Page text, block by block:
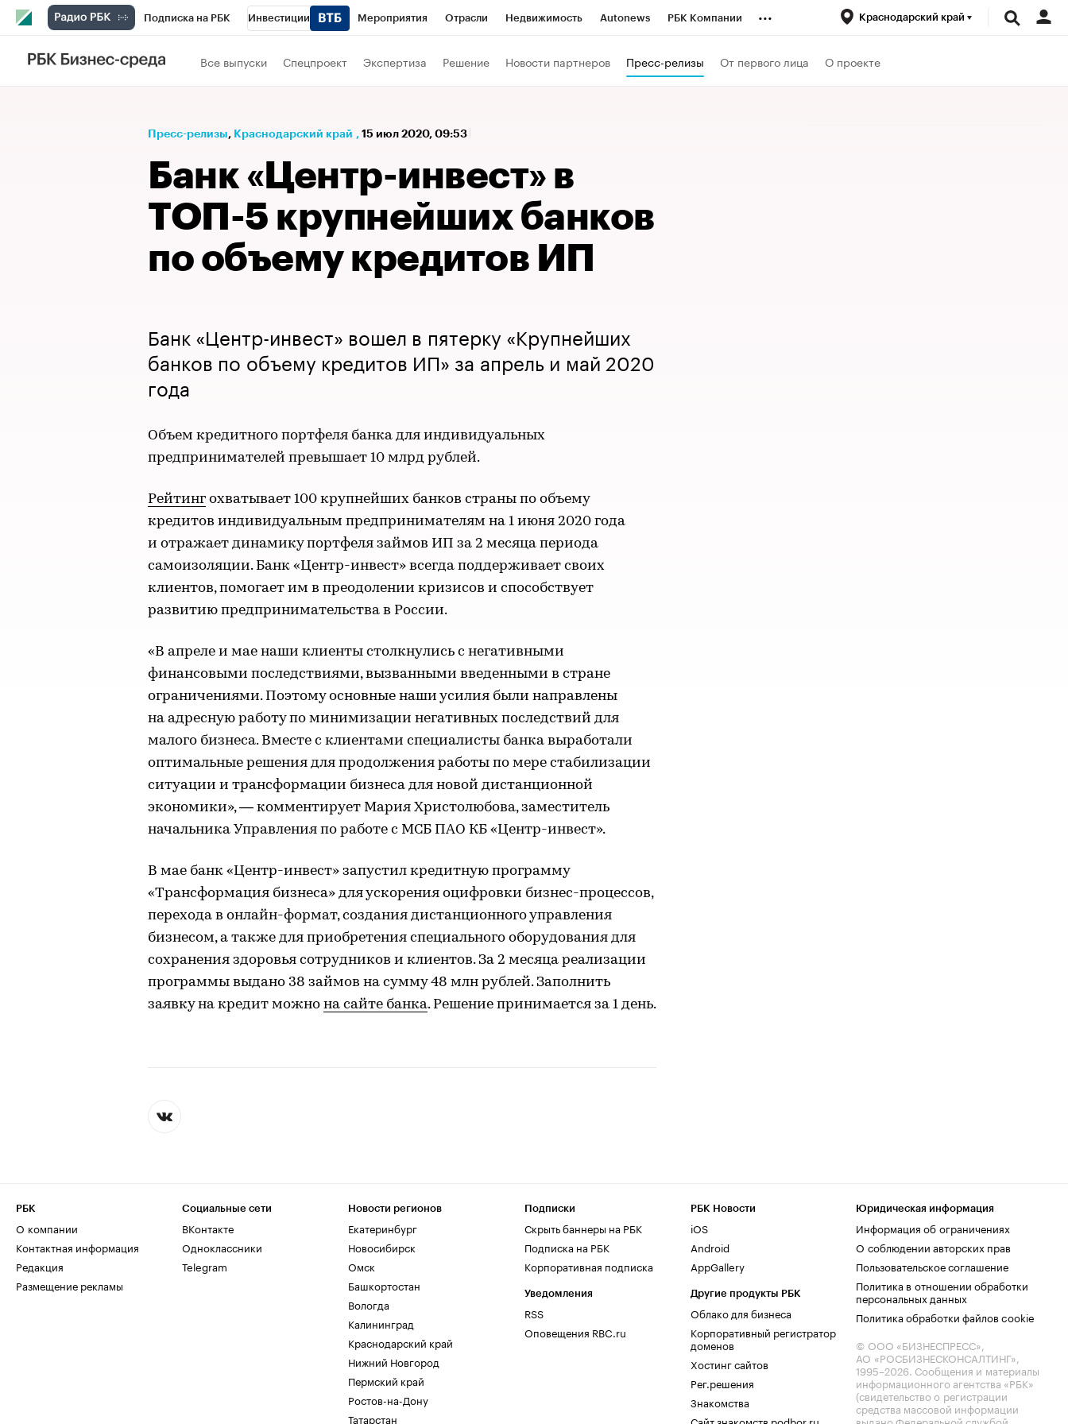
Подписка на РБК Инвестиции Мероприятия Отрасли Недвижимость Autonews РБК Компании
Телеканал
Спецпроекты Проверка контрагентов
... Краснодарский край
Все выпуски Спецпроект Экспертиза Решение Новости партнеров Пресс-релизы От первого лица О проекте
Пресс-релизы⁠, Краснодарский край , 15 июл 2020, 09:53
Банк «Центр-инвест» в
ТОП-5 крупнейших банков
по объему кредитов ИП
Банк «Центр-инвест» вошел в пятерку «Крупнейших
банков по объему кредитов ИП» за апрель и май 2020
года
Объем кредитного портфеля банка для индивидуальных
предпринимателей превышает 10 млрд рублей.
Рейтинг охватывает 100 крупнейших банков страны по объему
кредитов индивидуальным предпринимателям на 1 июня 2020 года
и отражает динамику портфеля займов ИП за 2 месяца периода
самоизоляции. Банк «Центр-инвест» всегда поддерживает своих
клиентов, помогает им в преодолении кризисов и способствует
развитию предпринимательства в России.
«В апреле и мае наши клиенты столкнулись с негативными
финансовыми последствиями, вызванными введенными в стране
ограничениями. Поэтому основные наши усилия были направлены
на адресную работу по минимизации негативных последствий для
малого бизнеса. Вместе с клиентами специалисты банка выработали
оптимальные решения для продолжения работы по мере стабилизации
ситуации и трансформации бизнеса для новой дистанционной
экономики», — комментирует Мария Христолюбова, заместитель
начальника Управления по работе с МСБ ПАО КБ «Центр-инвест».
В мае банк «Центр-инвест» запустил кредитную программу
«Трансформация бизнеса» для ускорения оцифровки бизнес-процессов,
перехода в онлайн-формат, создания дистанционного управления
бизнесом, а также для приобретения специального оборудования для
сохранения здоровья сотрудников и клиентов. За 2 месяца реализации
программы выдано 38 займов на сумму 48 млн рублей. Заполнить
заявку на кредит можно на сайте банка. Решение принимается за 1 день.
РБК
О компании
Контактная информация
Редакция
Размещение рекламы
Социальные сети
ВКонтакте
Одноклассники
Telegram
Новости регионов
Екатеринбург
Новосибирск
Омск
Башкортостан
Вологда
Калининград
Краснодарский край
Нижний Новгород
Пермский край
Ростов-на-Дону
Татарстан
Подписки
Скрыть баннеры на РБК
Подписка на РБК
Корпоративная подписка
Уведомления
RSS
Оповещения RBC.ru
РБК Новости
iOS
Android
AppGallery
Другие продукты РБК
Облако для бизнеса
Корпоративный регистратор
доменов
Хостинг сайтов
Рег.решения
Знакомства
Сайт знакомств podbor.ru
Юридическая информация
Информация об ограничениях
О соблюдении авторских прав
Пользовательское соглашение
Политика в отношении обработки
персональных данных
Политика обработки файлов cookie
© ООО «БИЗНЕСПРЕСС»,
АО «РОСБИЗНЕСКОНСАЛТИНГ»,
1995–2026. Сообщения и материалы
информационного агентства «РБК»
(свидетельство о регистрации
средства массовой информации
выдано Федеральной службой